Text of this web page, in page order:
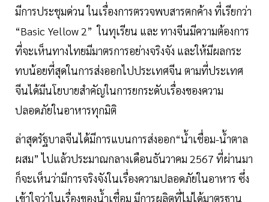
มีการประชุมด่วน ในเรื่องการตรวจพบสารตกค้าง ที่เรียกว่า
“Basic Yellow 2” ในทุเรียน และ ทางจีนมีความต้องการ
ที่จะเห็นทางไทยมีมาตรการอย่างจริงจัง และให้มีผลกระ
ทบน้อยที่สุดในการส่งออกไปประเทศจีน ตามที่ประเทศ
จีนได้มีนโยบายสำคัญในการยกระดับเรื่องของความ
ปลอดภัยในอาหารทุกมิติ
ล่าสุดรัฐบาลจีนได้มีการแบนการส่งออก“น้ำเชื่อม-น้ำตาล
ผสม” ไปแล้วประมาณกลางเดือนธันวาคม 2567 ที่ผ่านมา
ก็จะเห็นว่ามีการจริงจังในเรื่องความปลอดภัยในอาหาร ซึ่ง
เข้าใจว่าในเรื่องของน้ำเชื่อม มีการผลิตที่ไม่ได้มาตรฐาน